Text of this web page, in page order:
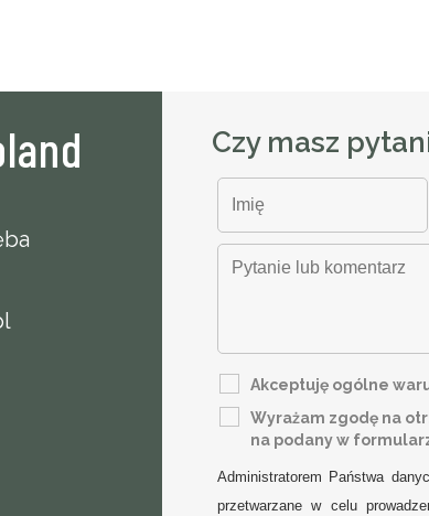
Czy masz
Akceptuję ogólne
Wyrażam zgodę na
na podany w
Administratorem Państwa
przetwarzane w celu